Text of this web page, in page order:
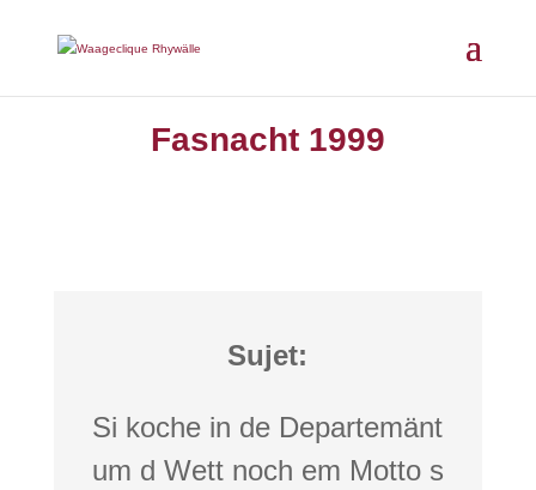
Fasnacht 1999
Sujet:
Si koche in de Departemänt
um d Wett noch em Motto s